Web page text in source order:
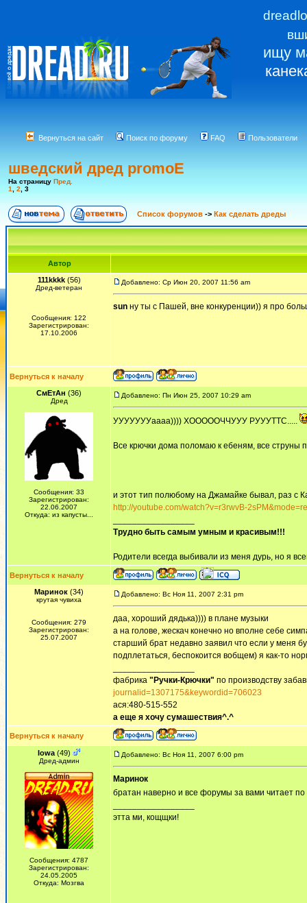
ищу
Вернуться на сайт Поиск по форуму FAQ Пользователи
шведский дред promoE
На страницу Пред.
1
2 3
Список форумов -> Как сделать дреды
Автор
111kkkk(56)
Дред-ветеран
Сообщения: 122
Зарегистрирован:
17.10.2006
Добавлено: Ср Июн 20, 2007 11:56 am
sun ну ты с Пашей, вне конкуренции)) я про
Вернуться к началу
СмЕтАн (36)
Дред
Сообщения: 33
Зарегистрирован:
22.06.2007
Откуда: из капусты...
Добавлено: Пн Июн 25, 2007 10:29 am
УУУУУУУаааа)))) ХОООООЧЧУУУ РУУУТТС.....
Все крючки дома поломаю к ебеням, все струны
и этот тип полюбому на Джамайке бывал, раз с
http://youtube.com/watch?v=r3rwvB-
Трудно быть самым умным и красивым!!!
Родители всегда выбивали из меня дурь, но я
Вернуться к началу
Маринок (34)
крутая чувиха
Сообщения: 279
Зарегистрирован:
25.07.2007
Добавлено: Вс Ноя 11, 2007 2:31 pm
даа, хороший дядька)))) в плане музыки
а на голове, жескач конечно но вполне себе
старший брат недавно заявил что если у меня
подплетаться, беспокоится вобщем) я как-то
фабрика "Ручки-Крючки" по производству
journalid=1307175&keywordid=706023
ася:480-515-552
а еще я хочу сумашествия^.^
Вернуться к началу
Iowa (49)
Дред-админ
Сообщения: 4787
Зарегистрирован:
24.05.2005
Откуда: Мозгва
Добавлено: Вс Ноя 11, 2007 6:00 pm
Маринок
братан наверно и все форумы за вами читает
этта ми, кощщки!